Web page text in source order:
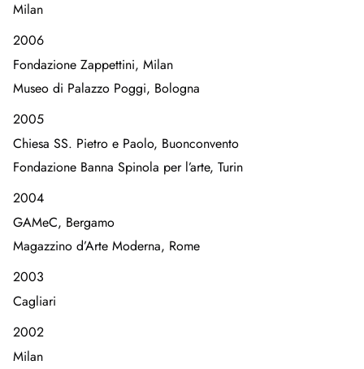
Milan
2006
Fondazione Zappettini, Milan
Museo di Palazzo Poggi, Bologna
2005
Chiesa SS. Pietro e Paolo, Buonconvento
Fondazione Banna Spinola per l’arte, Turin
2004
GAMeC, Bergamo
Magazzino d’Arte Moderna, Rome
2003
Cagliari
2002
Milan